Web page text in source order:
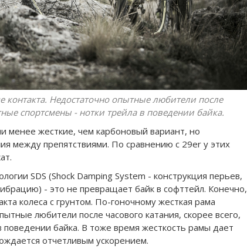
контакта. Недостаточно опытные любители после
спортсмены - нотки трейла в поведении байка.
менее жесткие, чем карбоновый вариант, но
между препятствиями. По сравнению с 29er у этих
SDS (Shock Damping System - конструкция перьев,
- это не превращает байк в софттейл. Конечно,
колеса с грунтом. По-гоночному жесткая рама
любители после часового катания, скорее всего,
байка. В тоже время жесткость рамы дает
отчетливым ускорением.